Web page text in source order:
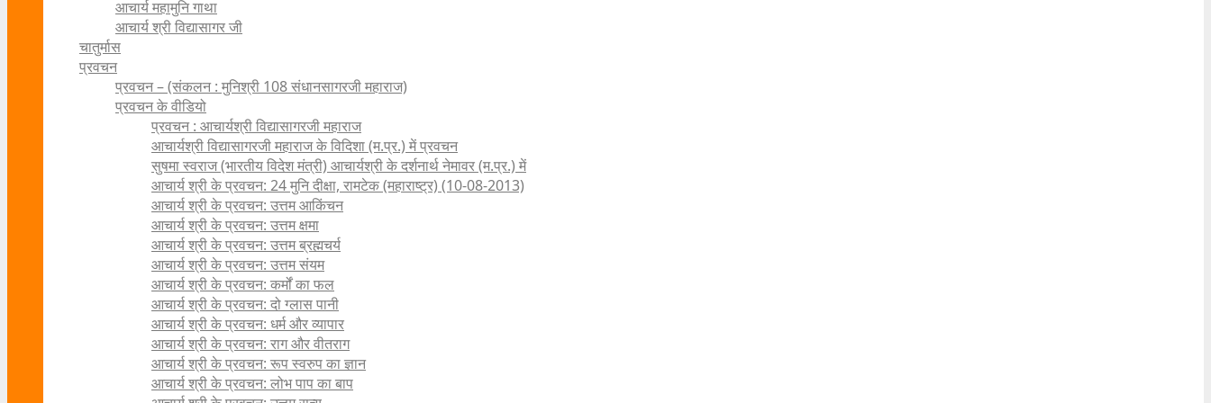
आचार्य महामुनि गाथा
आचार्य श्री विद्यासागर जी
चातुर्मास
प्रवचन
प्रवचन – (संकलन : मुनिश्री 108 संधानसागरजी महाराज)
प्रवचन के वीडियो
प्रवचन : आचार्यश्री ‍विद्यासागरजी महाराज
आचार्यश्री विद्यासागरजी महाराज के विदिशा (म.प्र.) में प्रवचन
सुषमा स्वराज (भारतीय विदेश मंत्री) आचार्यश्री के दर्शनार्थ नेमावर (म.प्र.) में
आचार्य श्री के प्रवचन: 24 मुनि दीक्षा, रामटेक (महाराष्ट्र) (10-08-2013)
आचार्य श्री के प्रवचन: उत्तम आकिंचन
आचार्य श्री के प्रवचन: उत्तम क्षमा
आचार्य श्री के प्रवचन: उत्तम ब्रह्मचर्य
आचार्य श्री के प्रवचन: उत्तम संयम
आचार्य श्री के प्रवचन: कर्मों का फल
आचार्य श्री के प्रवचन: दो ग्लास पानी
आचार्य श्री के प्रवचन: धर्म और व्यापार
आचार्य श्री के प्रवचन: राग और वीतराग
आचार्य श्री के प्रवचन: रूप स्वरुप का ज्ञान
आचार्य श्री के प्रवचन: लोभ पाप का बाप